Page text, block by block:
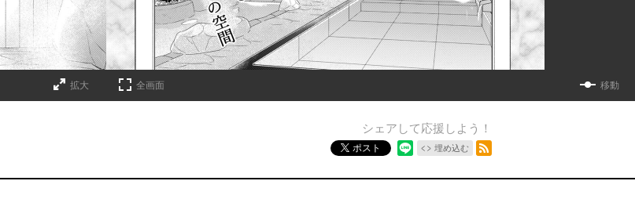
拡大 全画面 移動
シェアして応援しよう！
ポスト 埋め込む